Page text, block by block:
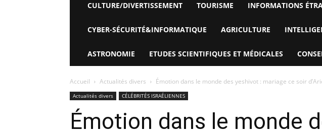
CULTURE/DIVERTISSEMENT TOURISME INFORMATIONS
CYBER-SÉCURITÉ&INFORMATIQUE AGRICULTURE
ASTRONOMIE ETUDES SCIENTIFIQUES ET MÉDICALES
Accueil Actualités divers Émotion dans le monde des yeshivot : mariage ce soir
Actualités divers CÉLÉBRITÉS ISRAÉLIENNES
Émotion dans le monde